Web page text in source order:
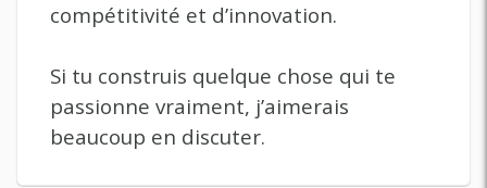
compétitivité et d’innovation.
Si tu construis quelque chose qui te
passionne vraiment, j’aimerais
beaucoup en discuter.